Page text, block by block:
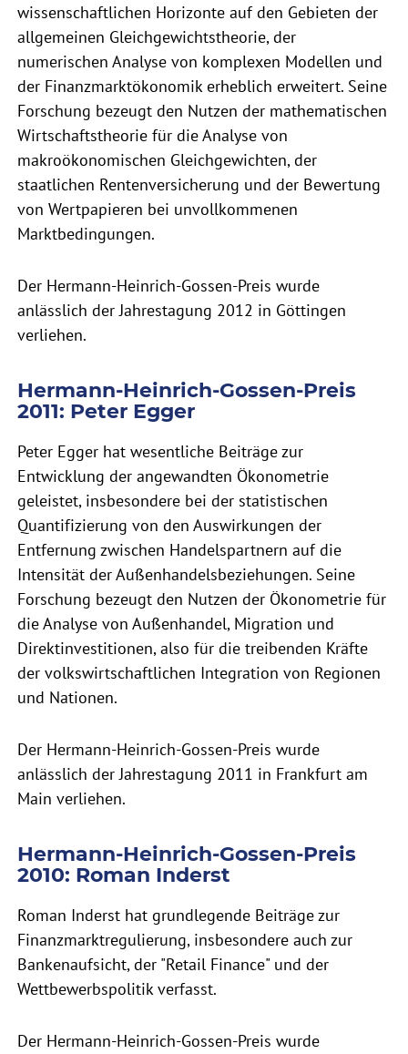
wissenschaftlichen Horizonte auf den Gebieten der
allgemeinen Gleichgewichtstheorie, der
numerischen Analyse von komplexen Modellen und
der Finanzmarktökonomik erheblich erweitert. Seine
Forschung bezeugt den Nutzen der mathematischen
Wirtschaftstheorie für die Analyse von
makroökonomischen Gleichgewichten, der
staatlichen Rentenversicherung und der Bewertung
von Wertpapieren bei unvollkommenen
Marktbedingungen.
Der Hermann-Heinrich-Gossen-Preis wurde
anlässlich der Jahrestagung 2012 in Göttingen
verliehen.
Hermann-Heinrich-Gossen-Preis
2011: Peter Egger
Peter Egger hat wesentliche Beiträge zur
Entwicklung der angewandten Ökonometrie
geleistet, insbesondere bei der statistischen
Quantifizierung von den Auswirkungen der
Entfernung zwischen Handelspartnern auf die
Intensität der Außenhandelsbeziehungen. Seine
Forschung bezeugt den Nutzen der Ökonometrie für
die Analyse von Außenhandel, Migration und
Direktinvestitionen, also für die treibenden Kräfte
der volkswirtschaftlichen Integration von Regionen
und Nationen.
Der Hermann-Heinrich-Gossen-Preis wurde
anlässlich der Jahrestagung 2011 in Frankfurt am
Main verliehen.
Hermann-Heinrich-Gossen-Preis
2010: Roman Inderst
Roman Inderst hat grundlegende Beiträge zur
Finanzmarktregulierung, insbesondere auch zur
Bankenaufsicht, der "Retail Finance" und der
Wettbewerbspolitik verfasst.
Der Hermann-Heinrich-Gossen-Preis wurde